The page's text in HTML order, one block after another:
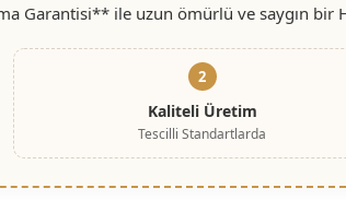
Garantisi** ile uzun ömürlü ve saygın bir
2
Kaliteli Üretim
Tescilli Standartlarda